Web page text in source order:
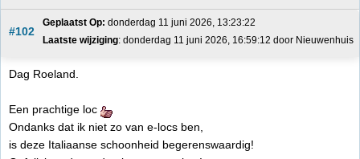
#102
Geplaatst Op: donderdag 11 juni 2026, 13:23:22
Laatste wijziging: donderdag 11 juni 2026, 16:59:12 door Nieuwenhuis
Dag Roeland.
Een prachtige loc
Ondanks dat ik niet zo van e-locs ben,
is deze Italiaanse schoonheid begerenswaardig!